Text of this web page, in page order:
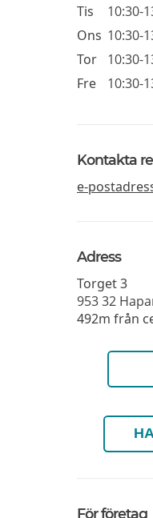
Tis
10:30-
Ons 10:30-
Tor
10:30-
Fre
10:30-
Kontakta
e-
Adress
Torget 3
953 32
492m från
För företag